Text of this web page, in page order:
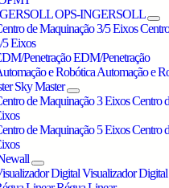
OPS-INGERSOLL
de Maquinação 3/5 Eixos
5 Eixos
PenetraçãoEDM/Penetração
e RobóticaAutomação e
Sky Master
de Maquinação 3 EixosCentro
de Maquinação 5 EixosCentro
DigitalVisualizador Digital